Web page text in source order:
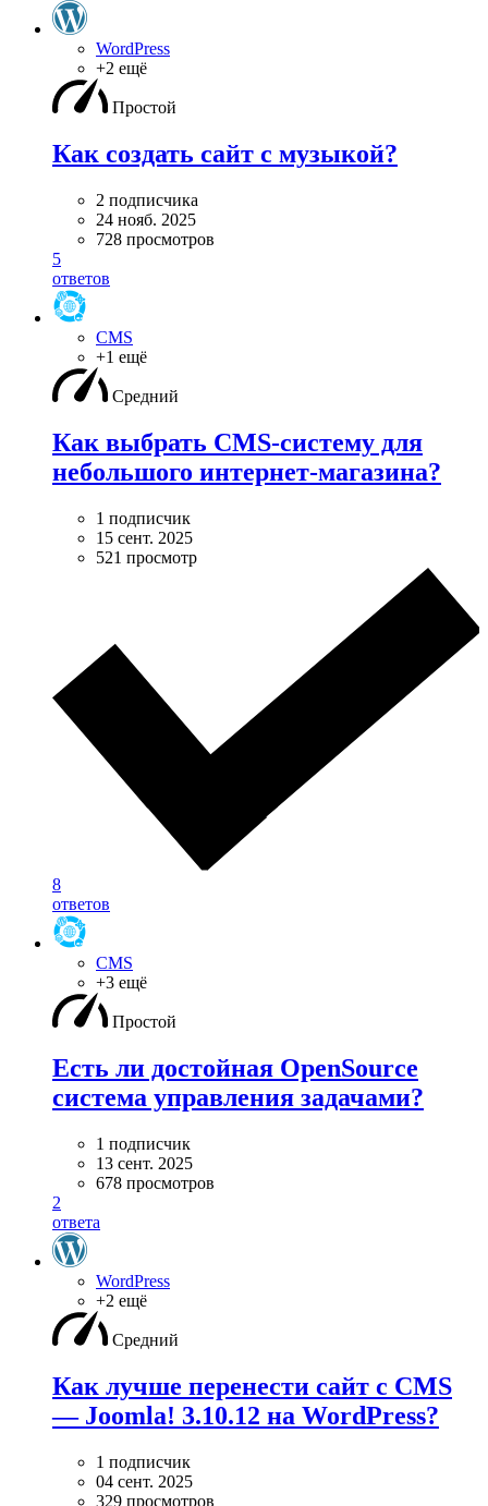
WordPress
+2 ещё
Простой
Как создать сайт с музыкой?
2 подписчика
24 нояб. 2025
728 просмотров
5
ответов
CMS
+1 ещё
Средний
Как выбрать CMS-систему для
небольшого интернет-магазина?
1 подписчик
15 сент. 2025
521 просмотр
8
ответов
CMS
+3 ещё
Простой
Есть ли достойная OpenSource
система управления задачами?
1 подписчик
13 сент. 2025
678 просмотров
2
ответа
WordPress
+2 ещё
Средний
Как лучше перенести сайт с CMS
— Joomla! 3.10.12 на WordPress?
1 подписчик
04 сент. 2025
329 просмотров